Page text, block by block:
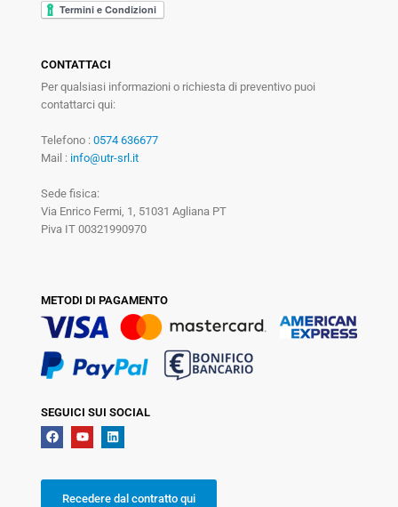
CONTATTACI
Per qualsiasi informazioni o richiesta di preventivo puoi
contattarci qui:
Telefono : 0574 636677
Mail : info@utr-srl.it
Sede fisica:
Via Enrico Fermi, 1, 51031 Agliana PT
Piva IT 00321990970
METODI DI PAGAMENTO
SEGUICI SUI SOCIAL
Recedere dal contratto qui